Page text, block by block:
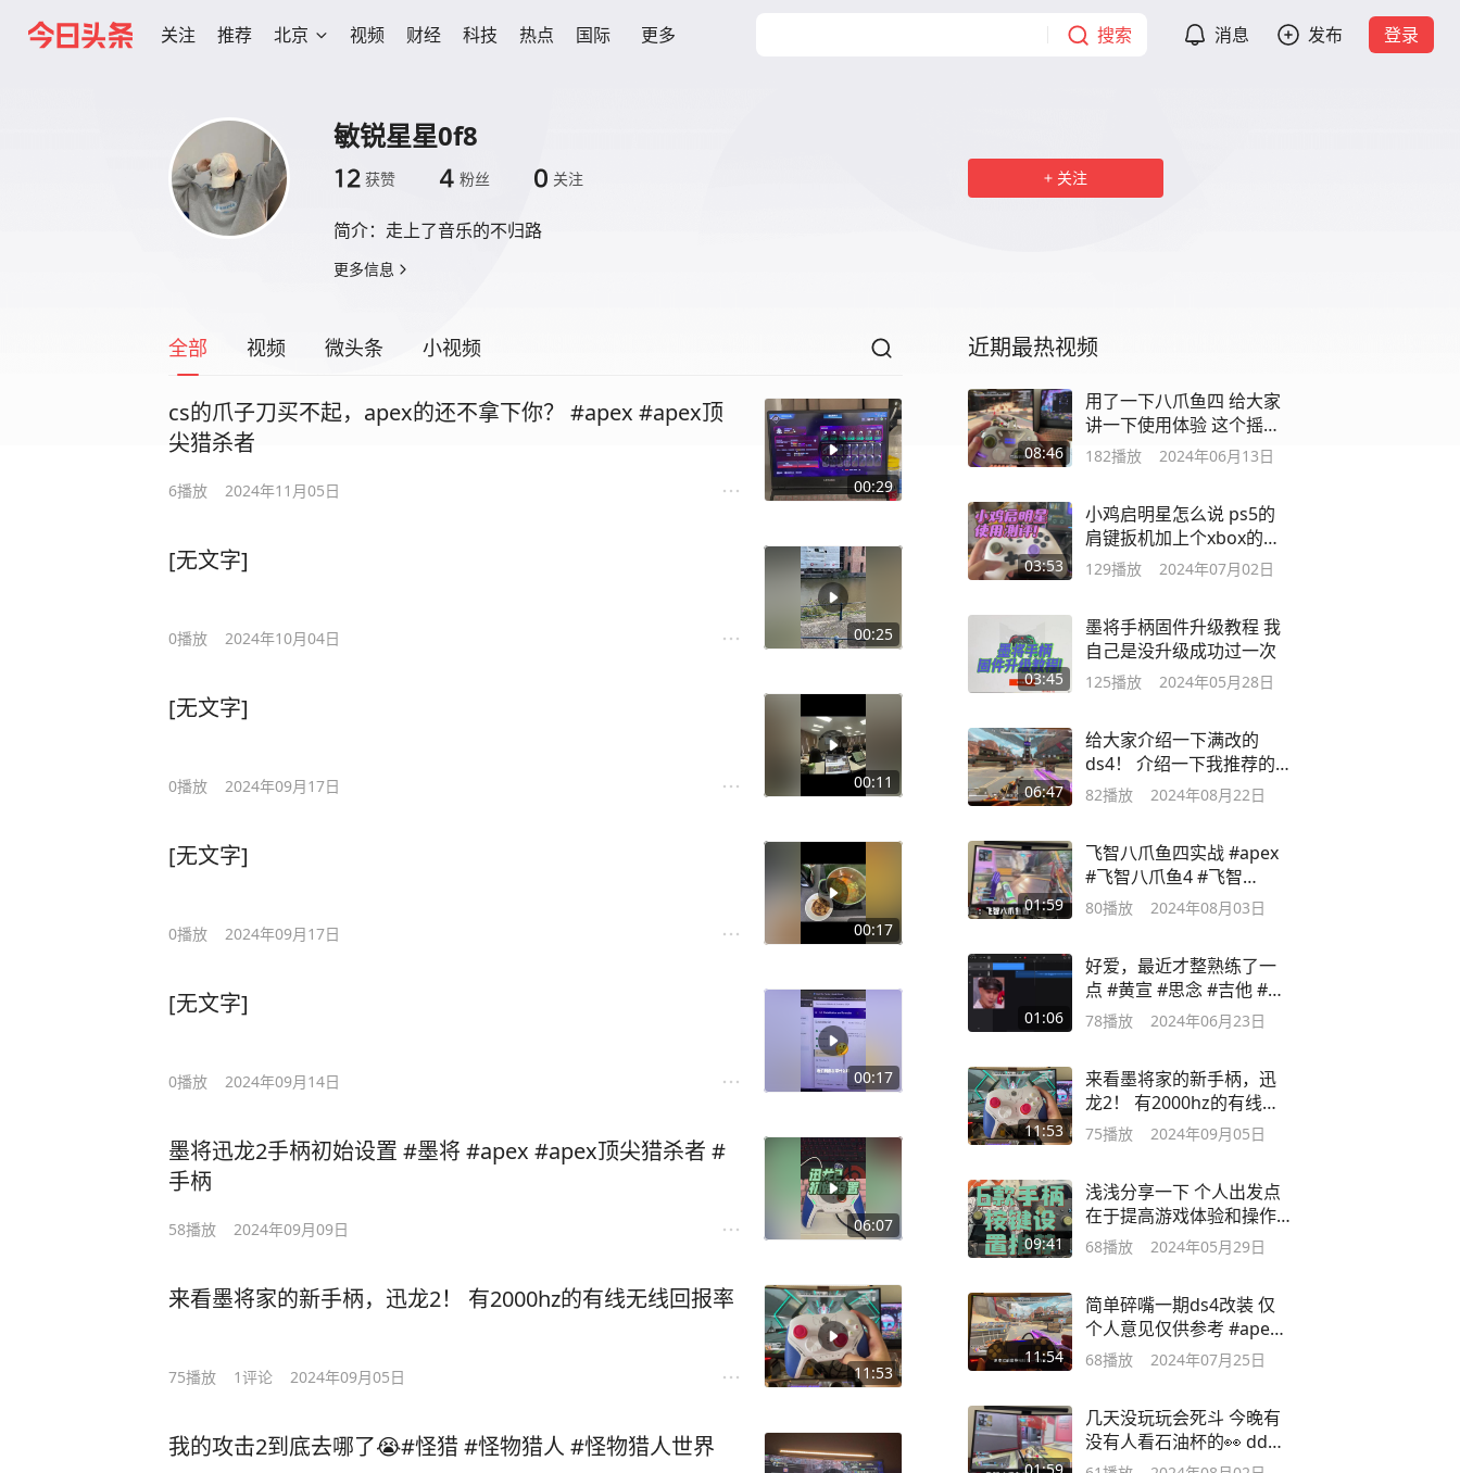
关注 推荐 北京 视频 财经 科技 热点 国际 更多 搜索 消息 发布 登录
敏锐星星0f8
12 获赞 4 粉丝 0 关注
简介： 走上了音乐的不归路
更多信息
关注
全部 视频 微头条 小视频
00:29
cs的爪子刀买不起，apex的还不拿下你？ #apex #apex顶
尖猎杀者
6播放 2024年11月05日
00:25
[无文字]
0播放 2024年10月04日
00:11
[无文字]
0播放 2024年09月17日
00:17
[无文字]
0播放 2024年09月17日
00:17
[无文字]
0播放 2024年09月14日
06:07
墨将迅龙2手柄初始设置 #墨将 #apex #apex顶尖猎杀者 #
手柄
58播放 2024年09月09日
11:53
来看墨将家的新手柄，迅龙2！ 有2000hz的有线无线回报率
75播放 1评论 2024年09月05日
我的攻击2到底去哪了😭#怪猎 #怪物猎人 #怪物猎人世界
近期最热视频
08:46
用了一下八爪鱼四 给大家
讲一下使用体验 这个摇杆
真的
182播放 2024年06月13日
03:53
小鸡启明星怎么说 ps5的
肩键扳机加上个xbox的布
局doge
129播放 2024年07月02日
03:45
墨将手柄固件升级教程 我
自己是没升级成功过一次
125播放 2024年05月28日
06:47
给大家介绍一下满改的
ds4！ 介绍一下我推荐的
店铺
82播放 2024年08月22日
01:59
飞智八爪鱼四实战 #apex
#飞智八爪鱼4 #飞智
#apex英雄 #手柄
80播放 2024年08月03日
01:06
好爱，最近才整熟练了一
点 #黄宣 #思念 #吉他 #吉
他弹唱
78播放 2024年06月23日
11:53
来看墨将家的新手柄，迅
龙2！ 有2000hz的有线无
线回报率
75播放 2024年09月05日
09:41
浅浅分享一下 个人出发点
在于提高游戏体验和操作
上限
68播放 2024年05月29日
11:54
简单碎嘴一期ds4改装 仅
个人意见仅供参考 #apex
#apex顶尖猎杀者
68播放 2024年07月25日
几天没玩玩会死斗 今晚有
没有人看石油杯的👀 dd我
来oopz连麦